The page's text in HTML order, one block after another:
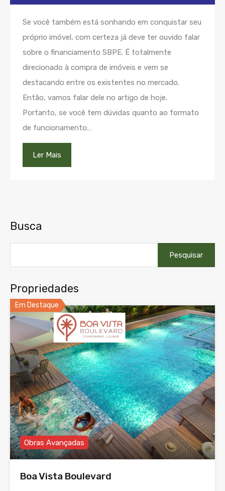
Se você também está sonhando em conquistar seu
próprio imóvel, com certeza já deve ter ouvido falar
sobre o financiamento SBPE. É totalmente
direcionado à compra de imóveis e vem se
destacando entre os existentes no mercado.
Então, vamos falar dele no artigo de hoje.
Portanto, se você tem dúvidas quanto ao formato
de funcionamento…
Ler Mais
Busca
por:
Propriedades
Em Destaque
Obras Avançadas
Boa Vista Boulevard